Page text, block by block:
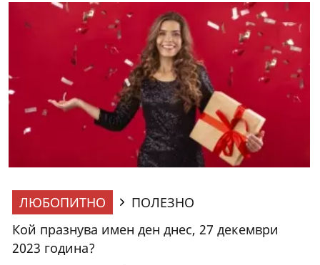
ЛЮБОПИТНО
ПОЛЕЗНО
Кой празнува имен ден днес, 27 декември
2023 година?